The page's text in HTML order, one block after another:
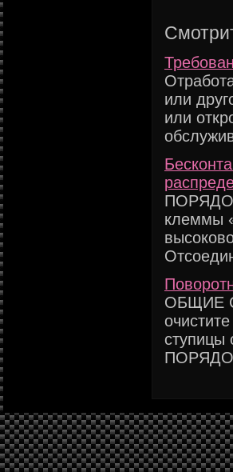
или
или
клеммы
ОБЩИЕ
ступицы